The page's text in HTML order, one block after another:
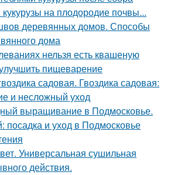
на плодородие почвы...
деревянных домов. Способы
дома
нельзя есть квашеную
пищеварение
садовая. Гвоздика садовая:
и несложный уход
выращивание в Подмосковье.
посадка и уход в Подмосковье
Универсальная сушильная
действия.